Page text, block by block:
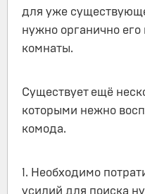
для уже
нужно органично его
комнаты.
Существует ещё
которыми нежно
комода.
1. Необходимо
усилий для поиска